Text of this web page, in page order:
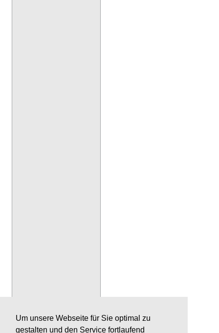
Um unsere Webseite für Sie optimal zu
gestalten und den Service fortlaufend